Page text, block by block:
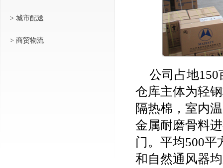
> 城市配送
> 商贸物流
公司占地
仓库主体为轻
隔热棉，室内
金属耐磨骨料
门。平均500
和自然通风器